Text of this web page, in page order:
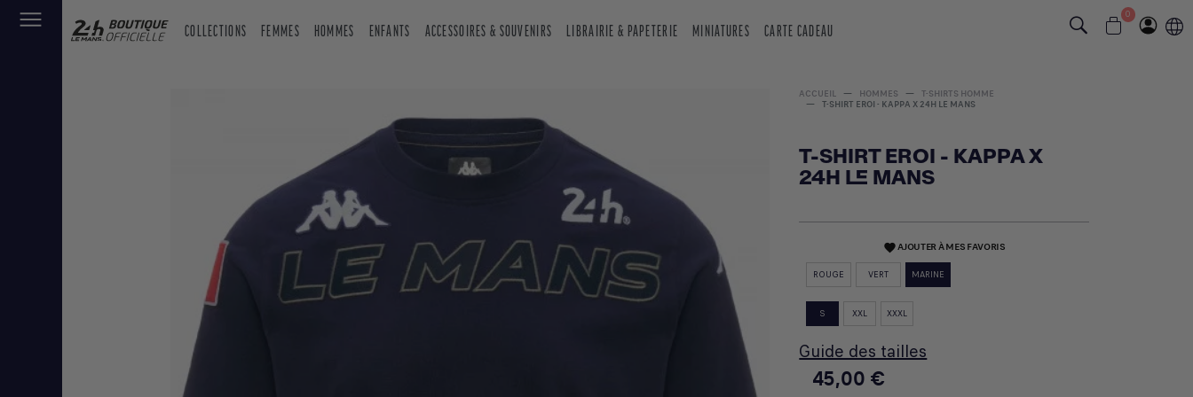
COLLECTIONS FEMMES HOMMES ENFANTS ACCESSOIRES & SOUVENIRS LIBRAIRIE & PAPETERIE MINIATURES CARTE CADEAU
0
ACCUEIL HOMMES
T-SHIRTS HOMME
T-SHIRT EROI - KAPPA X 24H LE MANS
T-SHIRT EROI - KAPPA X
24H LE MANS
favoriteAJOUTER À MES FAVORIS
ROUGE VERT MARINE
S XXL XXXL
Guide des tailles
45,00 €